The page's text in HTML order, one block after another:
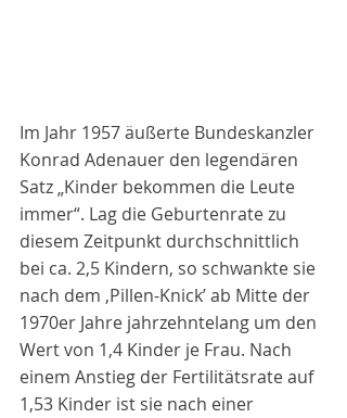
Im Jahr 1957 äußerte Bundeskanzler
Konrad Adenauer den legendären
Satz „Kinder bekommen die Leute
immer“. Lag die Geburtenrate zu
diesem Zeitpunkt durchschnittlich
bei ca. 2,5 Kindern, so schwankte sie
nach dem ‚Pillen-Knick’ ab Mitte der
1970er Jahre jahrzehntelang um den
Wert von 1,4 Kinder je Frau. Nach
einem Anstieg der Fertilitätsrate auf
1,53 Kinder ist sie nach einer